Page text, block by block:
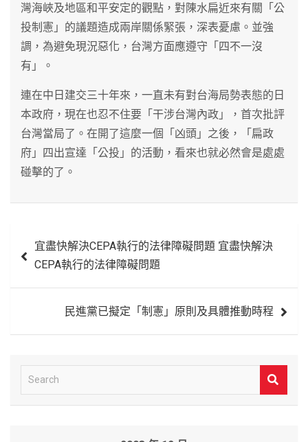
灣海峽及地區和平安定的觀點，對陳水扁近來有關「公
投制憲」的議題造成兩岸關係緊張，深表憂慮。並強
調，為避免現況惡化，台灣方面應遵守「四不一沒
有」。
連在中日建交三十年來，一直未有對台海局勢表態的日
本政府，現在也忍不住要「干涉台灣內政」，首次批評
台灣當局了。在開了這麼一個「凶頭」之後，「扁政
府」四出宣達「公投」的活動，看來也就必然會是處處
碰擊的了。
章
宜盡快解決CEPA執行的法律障礙問題 宜盡快解決
CEPA執行的法律障礙問題
民進黨已擬定「制憲」原則及具體推動時程
e